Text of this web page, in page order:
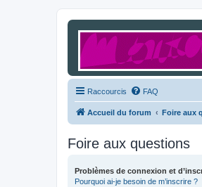
Raccourcis FAQ
Accueil du forum Foire aux
Foire aux questions
Problèmes de connexion et
Pourquoi ai-je besoin de m’inscrire ?